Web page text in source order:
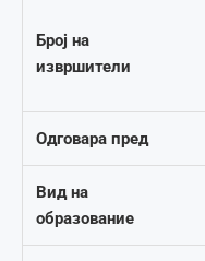
Број на
извршители
Одговара пред
Вид на
образование